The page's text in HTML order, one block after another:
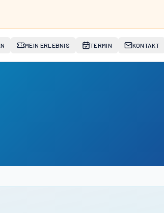
MEIN ERLEBNIS TERMIN KONTAKT